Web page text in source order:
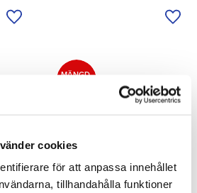
cookies
för att anpassa innehållet
tillhandahålla funktioner
Lägg till i önskelista
MÄNGD-